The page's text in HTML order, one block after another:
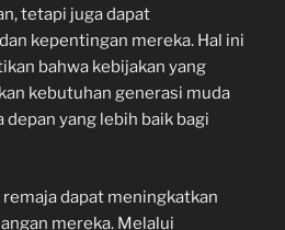
tetapi juga dapat
kepentingan mereka. Hal ini
bahwa kebijakan yang
kebutuhan generasi muda
yang lebih baik bagi
dapat meningkatkan
mereka. Melalui